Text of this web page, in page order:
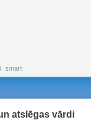
smart
atslēgas vārdi